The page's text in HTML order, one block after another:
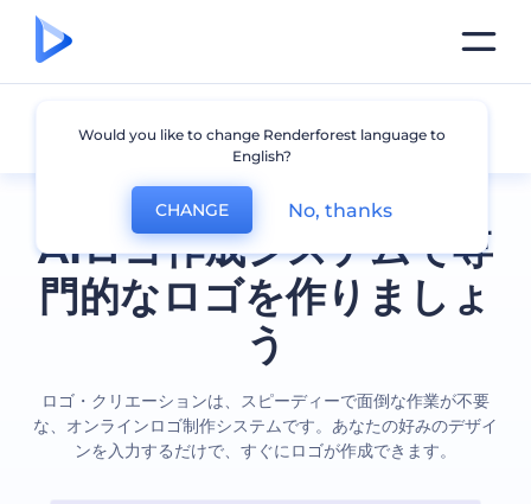
AIロゴ作成システムで専
門的なロゴを作りましょ
う
ロゴ・クリエーションは、スピーディーで面倒な作業が不要
な、オンラインロゴ制作システムです。あなたの好みのデザイ
ンを入力するだけで、すぐにロゴが作成できます。
全てのロゴ
Would you like to change Renderforest language to
English?
CHANGE No, thanks